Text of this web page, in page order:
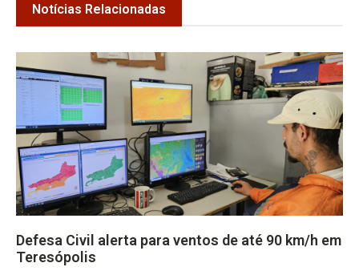
Notícias Relacionadas
Defesa Civil alerta para ventos de até 90 km/h em
Teresópolis